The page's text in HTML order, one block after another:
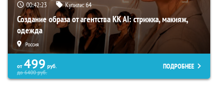
00:42:22 Купили:64
Создание образа от агентства KK AI: стрижка, макияж,
одежда
Россия
от 499 руб.
до6400руб.
ПОДРОБНЕЕ